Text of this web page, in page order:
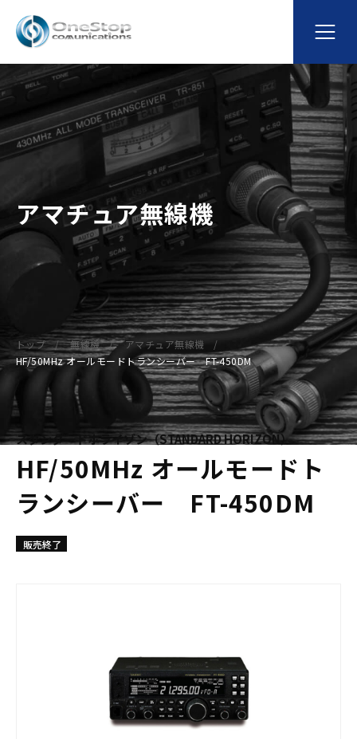
アマチュア無線機
トップ 無線機
アマチュア無線機
HF/50MHz オールモードトランシーバー FT-450DM
スタンダードホライゾン（STANDARD HORIZON）
HF/50MHz オールモードト
ランシーバー FT-450DM
販売終了